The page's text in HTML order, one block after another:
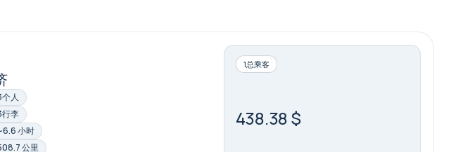
个人
行李
小时
公里
1总乘客
438.38 $